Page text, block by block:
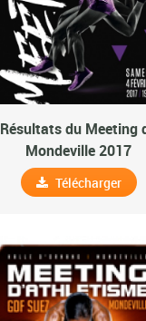
Résultats du Meeting
Mondeville 2017
Télécharger